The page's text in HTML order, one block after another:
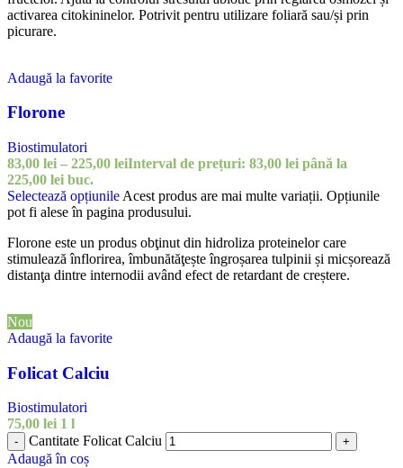
activarea citokininelor. Potrivit pentru utilizare foliară sau/și prin
picurare.
Adaugă la favorite
Florone
Biostimulatori
83,00 lei – 225,00 leiInterval de prețuri: 83,00 lei până la
225,00 lei buc.
Selectează opțiunile Acest produs are mai multe variații. Opțiunile
pot fi alese în pagina produsului.
Florone este un produs obţinut din hidroliza proteinelor care
stimulează înflorirea, îmbunătăţește îngroșarea tulpinii și micșorează
distanţa dintre internodii având efect de retardant de creștere.
Nou
Adaugă la favorite
Folicat Calciu
Biostimulatori
75,00 lei 1 l
- Cantitate Folicat Calciu +
Adaugă în coș